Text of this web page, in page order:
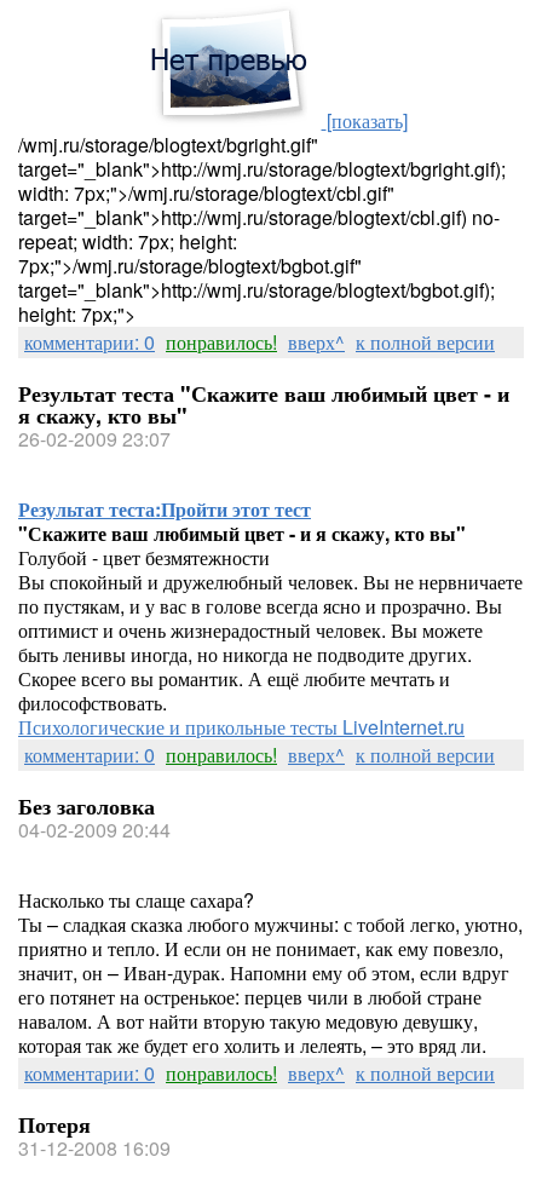
[показать]
/wmj.ru/storage/blogtext/bgright.gif"
target="_blank">http://wmj.ru/storage/blogtext/bgright.gif);
width: 7px;">/wmj.ru/storage/blogtext/cbl.gif"
target="_blank">http://wmj.ru/storage/blogtext/cbl.gif) no-
repeat; width: 7px; height:
7px;">/wmj.ru/storage/blogtext/bgbot.gif"
target="_blank">http://wmj.ru/storage/blogtext/bgbot.gif);
height: 7px;">
комментарии: 0 понравилось! вверх^ к полной версии
Результат теста "Скажите ваш любимый цвет - и
я скажу, кто вы"
26-02-2009 23:07
Результат теста:Пройти этот тест
"Скажите ваш любимый цвет - и я скажу, кто вы"
Голубой - цвет безмятежности
Вы спокойный и дружелюбный человек. Вы не нервничаете
по пустякам, и у вас в голове всегда ясно и прозрачно. Вы
оптимист и очень жизнерадостный человек. Вы можете
быть ленивы иногда, но никогда не подводите других.
Скорее всего вы романтик. А ещё любите мечтать и
философствовать.
Психологические и прикольные тесты LiveInternet.ru
комментарии: 0 понравилось! вверх^ к полной версии
Без заголовка
04-02-2009 20:44
Насколько ты слаще сахара?
Ты – сладкая сказка любого мужчины: с тобой легко, уютно,
приятно и тепло. И если он не понимает, как ему повезло,
значит, он – Иван-дурак. Напомни ему об этом, если вдруг
его потянет на остренькое: перцев чили в любой стране
навалом. А вот найти вторую такую медовую девушку,
которая так же будет его холить и лелеять, – это вряд ли.
комментарии: 0 понравилось! вверх^ к полной версии
Потеря
31-12-2008 16:09